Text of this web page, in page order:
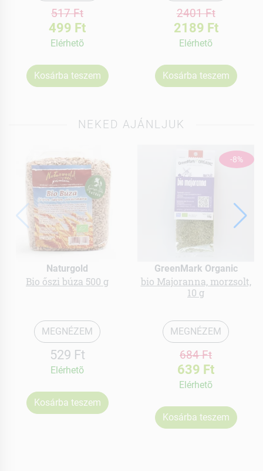
517 Ft
499 Ft
Elérhetõ
Kosárba teszem
2401 Ft
2189 Ft
Elérhetõ
Kosárba teszem
NEKED AJÁNLJUK
Naturgold
Bio őszi búza 500 g
MEGNÉZEM
529 Ft
Elérhetõ
Kosárba teszem
-8%
GreenMark Organic
bio Majoranna, morzsolt,
10 g
MEGNÉZEM
684 Ft
639 Ft
Elérhetõ
Kosárba teszem